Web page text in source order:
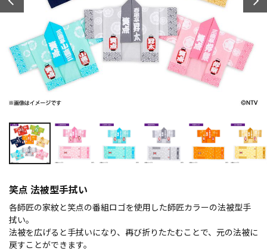
笑点 法被型手拭い
各師匠の家紋と笑点の番組ロゴを使用した師匠カラーの法被型手
拭い。
法被を広げると手拭いになり、再び折りたたむことで、元の法被に
戻すことができます。